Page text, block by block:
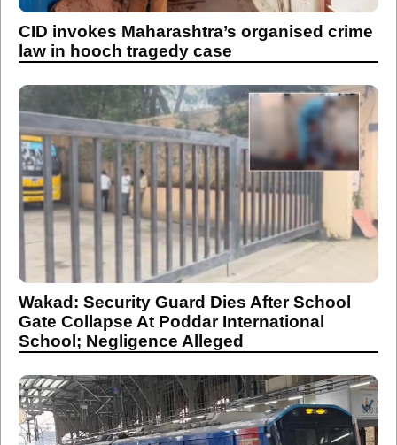
CID invokes Maharashtra’s organised crime
law in hooch tragedy case
Wakad: Security Guard Dies After School
Gate Collapse At Poddar International
School; Negligence Alleged